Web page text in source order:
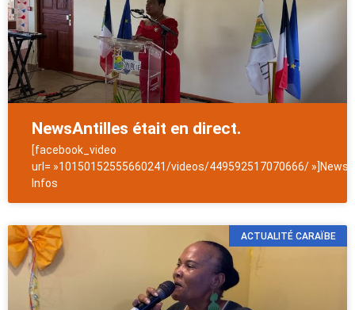
NewsAntilles était en direct.
[facebook_video
url= »10150152555660241/videos/449592517070666/
Infos
ACTUALITÉ CARAÏBE